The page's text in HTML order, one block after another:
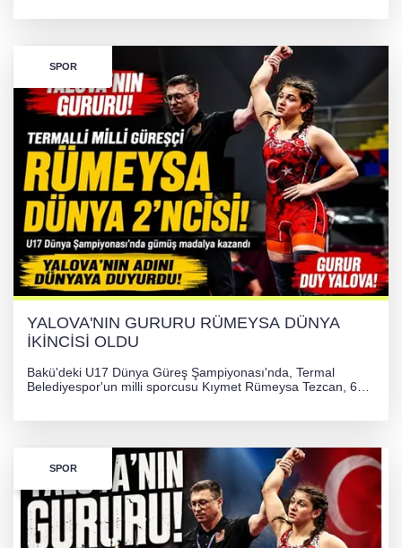
SPOR
YALOVA'NIN GURURU RÜMEYSA DÜNYA
İKİNCİSİ OLDU
Bakü'deki U17 Dünya Güreş Şampiyonası'nda, Termal
Belediyespor'un milli sporcusu Kıymet Rümeysa Tezcan, 69
SPOR